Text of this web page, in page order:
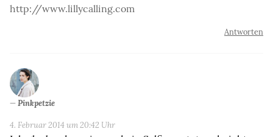
http://www.lillycalling.com
Antworten
Pinkpetzie
4. Februar 2014 um 20:42 Uhr